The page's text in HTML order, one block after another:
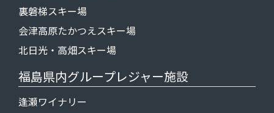
裏磐梯スキー場
会津高原たかつえスキー場
北日光・高畑スキー場
福島県内グループレジャー施設
逢瀬ワイナリー